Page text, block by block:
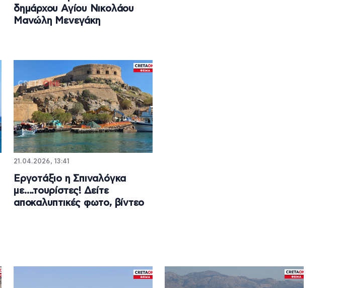
δημάρχου Αγίου Νικολάου
Μανώλη Μενεγάκη
21.04.2026, 13:41
Εργοτάξιο η Σπιναλόγκα
με….τουρίστες! Δείτε
αποκαλυπτικές φωτο, βίντεο